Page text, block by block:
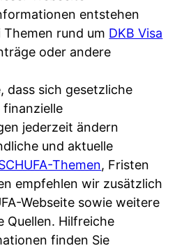
entstehen
rund um DKB Visa
oder andere
dass sich gesetzliche
finanzielle
jederzeit ändern
und aktuelle
Themen, Fristen
empfehlen wir zusätzlich
Webseite sowie weitere
Quellen. Hilfreiche
finden Sie